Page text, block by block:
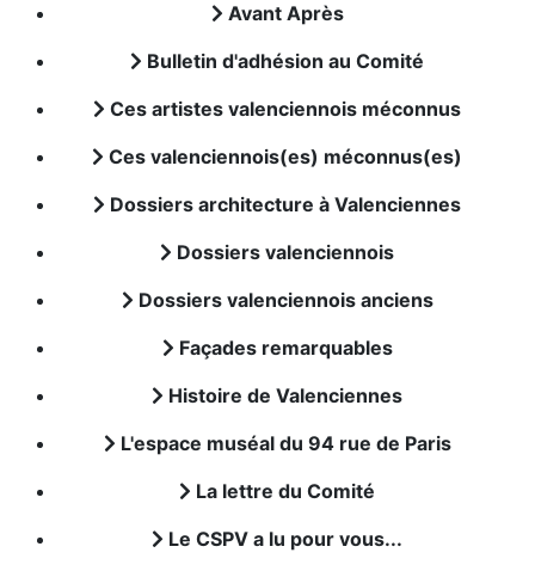
Avant Après
Bulletin d'adhésion au Comité
Ces artistes valenciennois méconnus
Ces valenciennois(es) méconnus(es)
Dossiers architecture à Valenciennes
Dossiers valenciennois
Dossiers valenciennois anciens
Façades remarquables
Histoire de Valenciennes
L'espace muséal du 94 rue de Paris
La lettre du Comité
Le CSPV a lu pour vous...